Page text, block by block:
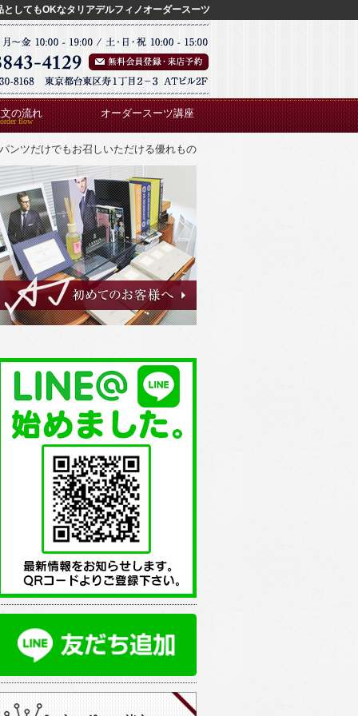
してもOKなタリアデルフィノオーダースーツ
の流れ オーダースーツ講座
ンツだけでもお召しいただける優れもの